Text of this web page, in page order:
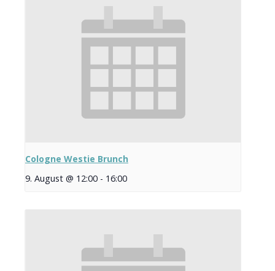
Cologne Westie Brunch
9. August @ 12:00 - 16:00